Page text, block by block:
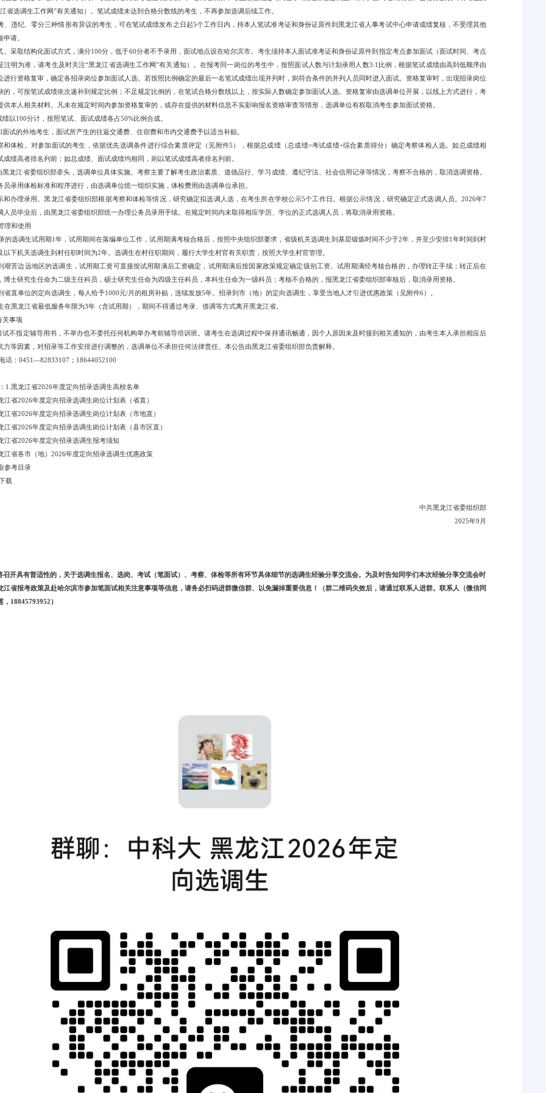
省选调生工作网”有关通知）。笔试成绩未达到合格分数线的考生，不再参加选调后续工作。
、违纪、零分三种情形有异议的考生，可在笔试成绩发布之日起5个工作日内，持本人笔试准考证和身份证原件到黑龙江省人事考试中心申请成绩复核，不受理其他
请。
。采取结构化面试方式，满分100分，低于60分者不予录用，面试地点设在哈尔滨市。考生须持本人面试准考证和身份证原件到指定考点参加面试（面试时间、考点
注明为准，请考生及时关注“黑龙江省选调生工作网”有关通知）。在报考同一岗位的考生中，按照面试人数与计划录用人数3:1比例，根据笔试成绩由高到低顺序由
进行资格复审，确定各招录岗位参加面试人选。若按照比例确定的最后一名笔试成绩出现并列时，则符合条件的并列人员同时进入面试。资格复审时，出现招录岗位
的，可按笔试成绩依次递补到规定比例；不足规定比例的，在笔试合格分数线以上，按实际人数确定参加面试人选。资格复审由选调单位开展，以线上方式进行，考
供本人相关材料。凡未在规定时间内参加资格复审的，或存在提供的材料信息不实影响报名资格审查等情形，选调单位有权取消考生参加面试资格。
绩以100分计，按照笔试、面试成绩各占50%比例合成。
面试的外地考生，面试所产生的往返交通费、住宿费和市内交通费予以适当补贴。
和体检。对参加面试的考生，依据优先选调条件进行综合素质评定（见附件5），根据总成绩（总成绩=考试成绩+综合素质得分）确定考察体检人选。如总成绩相
成绩高者排名列前；如总成绩、面试成绩均相同，则以笔试成绩高者排名列前。
黑龙江省委组织部牵头，选调单位具体实施。考察主要了解考生政治素质、道德品行、学习成绩、遵纪守法、社会信用记录等情况，考察不合格的，取消选调资格。
员录用体检标准和程序进行，由选调单位统一组织实施，体检费用由选调单位承担。
和办理录用。黑龙江省委组织部根据考察和体检等情况，研究确定拟选调人选，在考生所在学校公示5个工作日。根据公示情况，研究确定正式选调人员。2026年7
人员毕业后，由黑龙江省委组织部统一办理公务员录用手续。在规定时间内未取得相应学历、学位的正式选调人员，将取消录用资格。
理和使用
的选调生试用期1年，试用期间在落编单位工作，试用期满考核合格后，按照中央组织部要求，省级机关选调生到基层锻炼时间不少于2年，并至少安排1年时间到村
以下机关选调生到村任职时间为2年。选调生在村任职期间，履行大学生村官有关职责，按照大学生村官管理。
艰苦边远地区的选调生，试用期工资可直接按试用期满后工资确定，试用期满后按国家政策规定确定级别工资。试用期满经考核合格的，办理转正手续；转正后在
博士研究生任命为二级主任科员，硕士研究生任命为四级主任科员，本科生任命为一级科员；考核不合格的，报黑龙江省委组织部审核后，取消录用资格。
省直单位的定向选调生，每人给予1000元/月的租房补贴，连续发放5年。招录到市（地）的定向选调生，享受当地人才引进优惠政策（见附件6）。
在黑龙江省最低服务年限为3年（含试用期），期间不得通过考录、借调等方式离开黑龙江省。
关事项
试不指定辅导用书，不举办也不委托任何机构举办考前辅导培训班。请考生在选调过程中保持通讯畅通，因个人原因未及时接到相关通知的，由考生本人承担相应后
力等因素，对招录等工作安排进行调整的，选调单位不承担任何法律责任。本公告由黑龙江省委组织部负责解释。
话：0451—82833107； 18644052100
1.黑龙江省2026年度定向招录选调生高校名单
江省2026年度定向招录选调生岗位计划表（省直）
江省2026年度定向招录选调生岗位计划表（市地直）
江省2026年度定向招录选调生岗位计划表（县市区直）
江省2026年度定向招录选调生报考须知
江省各市（地）2026年度定向招录选调生优惠政策
参考目录
载
中共黑龙江省委组织部
2025年9月
召开具有普适性的，关于选调生报名、选岗、考试（笔面试）、考察、体检等所有环节具体细节的选调生经验分享交流会。 为及时告知同学们本次经验分享交流会时
江省报考政策及赴哈尔滨市参加笔面试相关注意事项等信息，请务必扫码进群微信群、以免漏掉重要信息！（群二维码失效后，请通过联系人进群。联系人（微信同
， 18845793952）